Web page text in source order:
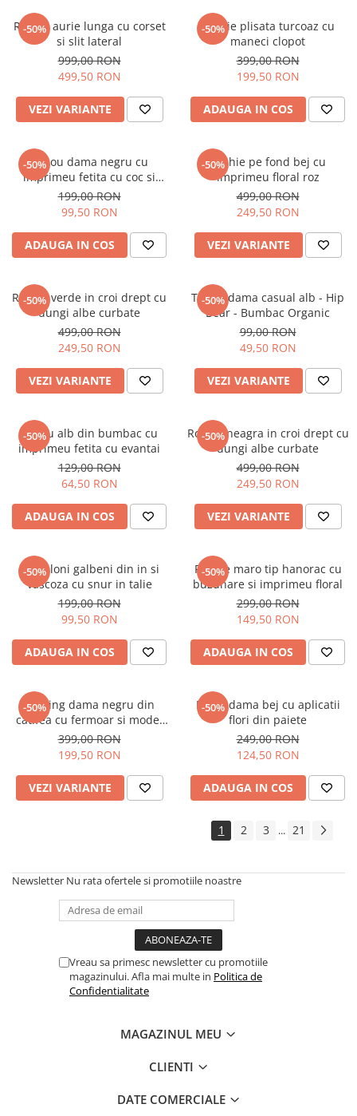
-50%
Rochie aurie lunga cu corset
si slit lateral
999,00 RON
499,50 RON
VEZI VARIANTE
-50%
Rochie plisata turcoaz cu
maneci clopot
399,00 RON
199,50 RON
ADAUGA IN COS
-50%
Tricou dama negru cu
imprimeu fetita cu coc si
ochelari albastrii
199,00 RON
99,50 RON
ADAUGA IN COS
-50%
Rochie pe fond bej cu
imprimeu floral roz
499,00 RON
249,50 RON
VEZI VARIANTE
-50%
Rochie verde in croi drept cu
dungi albe curbate
499,00 RON
249,50 RON
VEZI VARIANTE
-50%
Tricou dama casual alb - Hip
Bear - Bumbac Organic
99,00 RON
49,50 RON
VEZI VARIANTE
-50%
Tricou alb din bumbac cu
imprimeu fetita cu evantai
129,00 RON
64,50 RON
ADAUGA IN COS
-50%
Rochie neagra in croi drept cu
dungi albe curbate
499,00 RON
249,50 RON
VEZI VARIANTE
-50%
Pantaloni galbeni din in si
vascoza cu snur in talie
199,00 RON
99,50 RON
ADAUGA IN COS
-50%
Rochie maro tip hanorac cu
buzunare si imprimeu floral
299,00 RON
149,50 RON
ADAUGA IN COS
-50%
Trening dama negru din
catifea cu fermoar si model
pe jacheta
399,00 RON
199,50 RON
VEZI VARIANTE
-50%
Bluza dama bej cu aplicatii
flori din paiete
249,00 RON
124,50 RON
ADAUGA IN COS
1 2 3 ... 21
Newsletter Nu rata ofertele si promotiile noastre
Vreau sa primesc newsletter cu promotiile
magazinului. Afla mai multe in Politica de
Confidentialitate
MAGAZINUL MEU
CLIENTI
DATE COMERCIALE